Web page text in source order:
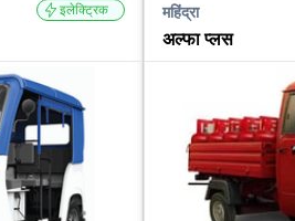
इलेक्ट्रिक महिंद्रा
अल्फा प्लस